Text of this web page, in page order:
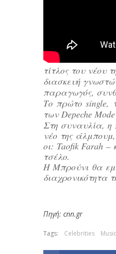
τίτλος του νέου
διασκευή
παραγωγός,
Το πρώτο single,
των Depeche
Στη συναυλία, η
νέο της
οι: Taofik Farah
τσέλο.
Η Μπρούνι θα
διαχρονικότητα
Πηγή: cnn.gr
Tags: Celebrities Music